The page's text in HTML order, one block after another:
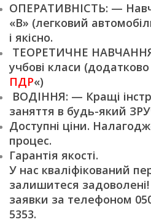
ОПЕРАТИВНІСТЬ: —
«В» (легковий
і якісно.
ТЕОРЕТИЧНЕ
учбові класи
ПДР«)
ВОДІННЯ: — Кращі
заняття в будь-який
Доступні ціни.
процес.
Гарантія якості.
У нас кваліфікований
залишитеся
заявки за телефоном
5353.